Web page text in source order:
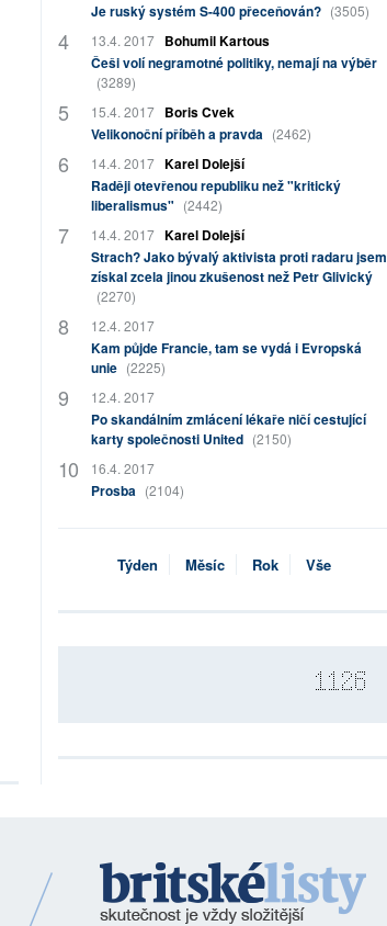
Je ruský systém S-400 přeceňován? (3505)
13.4. 2017
Bohumil Kartous
Češi volí negramotné politiky, nemají na výběr
(3289)
15.4. 2017
Boris Cvek
Velikonoční příběh a pravda (2462)
14.4. 2017 Karel Dolejší
Raději otevřenou republiku než "kritický
liberalismus" (2442)
14.4. 2017 Karel Dolejší
Strach? Jako bývalý aktivista proti radaru jsem
získal zcela jinou zkušenost než Petr Glivický
(2270)
12.4. 2017
Kam půjde Francie, tam se vydá i Evropská
unie (2225)
12.4. 2017
Po skandálním zmlácení lékaře ničí cestující
karty společnosti United (2150)
16.4. 2017
Prosba (2104)
Týden Měsíc Rok Vše
1126